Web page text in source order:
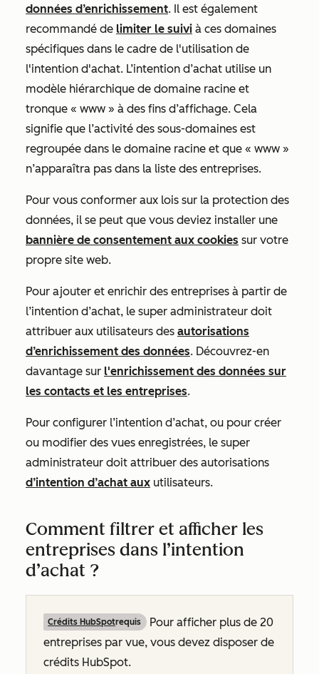
données d’enrichissement. Il est également
recommandé de limiter le suivi à ces domaines
spécifiques dans le cadre de l'utilisation de
l'intention d'achat. L’intention d’achat utilise un
modèle hiérarchique de domaine racine et
tronque « www » à des fins d’affichage. Cela
signifie que l’activité des sous-domaines est
regroupée dans le domaine racine et que « www »
n’apparaîtra pas dans la liste des entreprises.
Pour vous conformer aux lois sur la protection des
données, il se peut que vous deviez installer une
bannière de consentement aux cookies sur votre
propre site web.
Pour ajouter et enrichir des entreprises à partir de
l’intention d’achat, le super administrateur doit
attribuer aux utilisateurs des autorisations
d’enrichissement des données. Découvrez-en
davantage sur l'enrichissement des données sur
les contacts et les entreprises.
Pour configurer l’intention d’achat, ou pour créer
ou modifier des vues enregistrées, le super
administrateur doit attribuer des autorisations
d’intention d’achat aux utilisateurs.
Comment filtrer et afficher les
entreprises dans l’intention
d’achat ?
Crédits HubSpotrequis
Pour afficher plus de 20
entreprises par vue, vous devez disposer de
crédits HubSpot.